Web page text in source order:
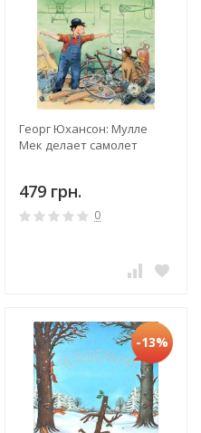
Георг Юхансон: Мулле
Мек делает самолет
479 грн.
0
-13%